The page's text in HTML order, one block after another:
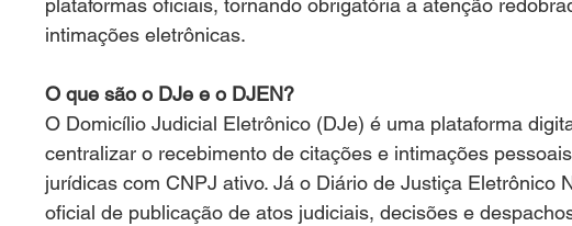
plataformas oficiais, tornando obrigatória a atenção
intimações eletrônicas.
O que são o DJe e o DJEN?
O Domicílio Judicial Eletrônico (DJe) é uma plataforma
centralizar o recebimento de citações e intimações
jurídicas com CNPJ ativo. Já o Diário de Justiça Eletrônico
oficial de publicação de atos judiciais, decisões e